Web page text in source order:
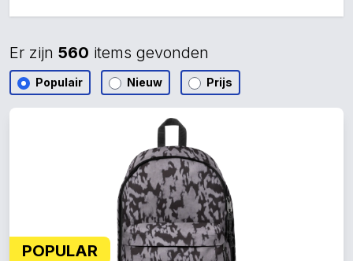
Er zijn 560 items gevonden
Populair Nieuw Prijs
POPULAR